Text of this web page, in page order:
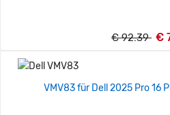
€ 92.39 €
VMV83 für Dell 2025 Pro 16